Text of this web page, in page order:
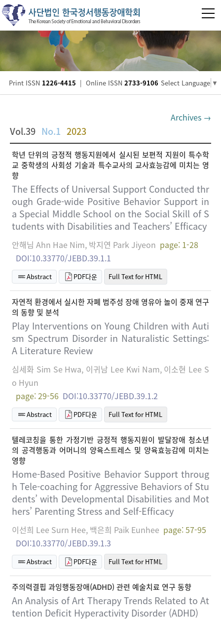
Print ISSN 1226-4415 | Online ISSN 2733-9106 Select Language ▼
Archives →
Vol.39 No.1 2023
학년 단위의 긍정적 행동지원에서 실시된 보편적 지원이 특수학
교 중학생의 사회성 기술과 특수교사의 교사효능감에 미치는 영
향
The Effects of Universal Support Conducted thr
ough Grade-wide Positive Behavior Support in
a Special Middle School on the Social Skill of S
tudents with Disabilities and Teachers’ Efficacy
안해님 Ahn Hae Nim, 박지연 Park Jiyeon page: 1-28
DOI:10.33770/JEBD.39.1.1
Abstract PDF다운 Full Text for HTML
자연적 환경에서 실시한 자폐 범주성 장애 영유아 놀이 중재 연구
의 동향 및 분석
Play Interventions on Young Children with Auti
sm Spectrum Disorder in Naturalistic Settings:
A Literature Review
심세화 Sim Se Hwa, 이귀남 Lee Kwi Nam, 이소현 Lee S
o Hyun
page: 29-56 DOI:10.33770/JEBD.39.1.2
Abstract PDF다운 Full Text for HTML
텔레코칭을 통한 가정기반 긍정적 행동지원이 발달장애 청소년
의 공격행동과 어머니의 양육스트레스 및 양육효능감에 미치는
영향
Home-Based Positive Behavior Support throug
h Tele-coaching for Aggressive Behaviors of Stu
dents’ with Developmental Disabilities and Mot
hers’ Parenting Stress and Self-Efficacy
이선희 Lee Surn Hee, 백은희 Paik Eunhee page: 57-95
DOI:10.33770/JEBD.39.1.3
Abstract PDF다운 Full Text for HTML
주의력결핍 과잉행동장애(ADHD) 관련 예술치료 연구 동향
An Analysis of Art Therapy Trends Related to At
tention Deficit Hyperactivity Disorder (ADHD)